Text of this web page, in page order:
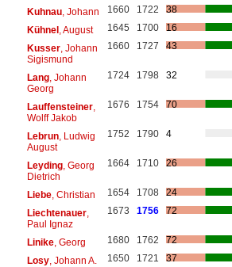
Kuhnau, Johann 1660 1722
38
Kühnel, August 1645 1700
16
Kusser, Johann
Sigismund
1660 1727 43
Lang, Johann
Georg
1724 1798 32
Lauffensteiner,
Wolff Jakob
1676 1754 70
Lebrun, Ludwig
August
1752 1790 4
Leyding, Georg
Dietrich
1664 1710 26
Liebe, Christian 1654 1708
24
Liechtenauer,
Paul Ignaz
1673 1756 72
Linike, Georg 1680 1762
72
Losy, Johann A. 1650 1721
37